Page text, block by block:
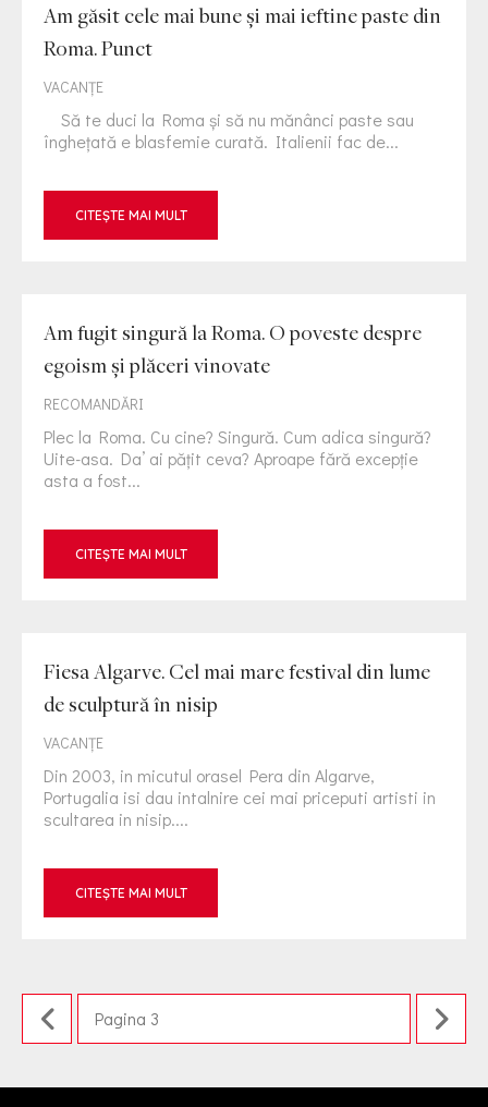
Am găsit cele mai bune și mai ieftine paste din
Roma. Punct
VACANȚE
Să te duci la Roma și să nu mănânci paste sau
înghețată e blasfemie curată. Italienii fac de...
CITEȘTE MAI MULT
Am fugit singură la Roma. O poveste despre
egoism și plăceri vinovate
RECOMANDĂRI
Plec la Roma. Cu cine? Singură. Cum adica singură?
Uite-asa. Da’ ai pățit ceva? Aproape fără excepție
asta a fost...
CITEȘTE MAI MULT
Fiesa Algarve. Cel mai mare festival din lume
de sculptură în nisip
VACANȚE
Din 2003, in micutul orasel Pera din Algarve,
Portugalia isi dau intalnire cei mai priceputi artisti in
scultarea in nisip....
CITEȘTE MAI MULT